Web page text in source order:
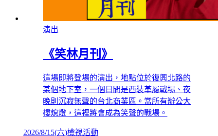
演出
《笑林月刊》
這場即將登場的演出，地點位於復興北路的
某個地下室，一個日間是西裝革履戰場、夜
晚則沉寂無聲的台北商業區。當所有辦公大
樓熄燈，這裡將會成為笑聲的戰場。
2026/8/15(六)檢視活動